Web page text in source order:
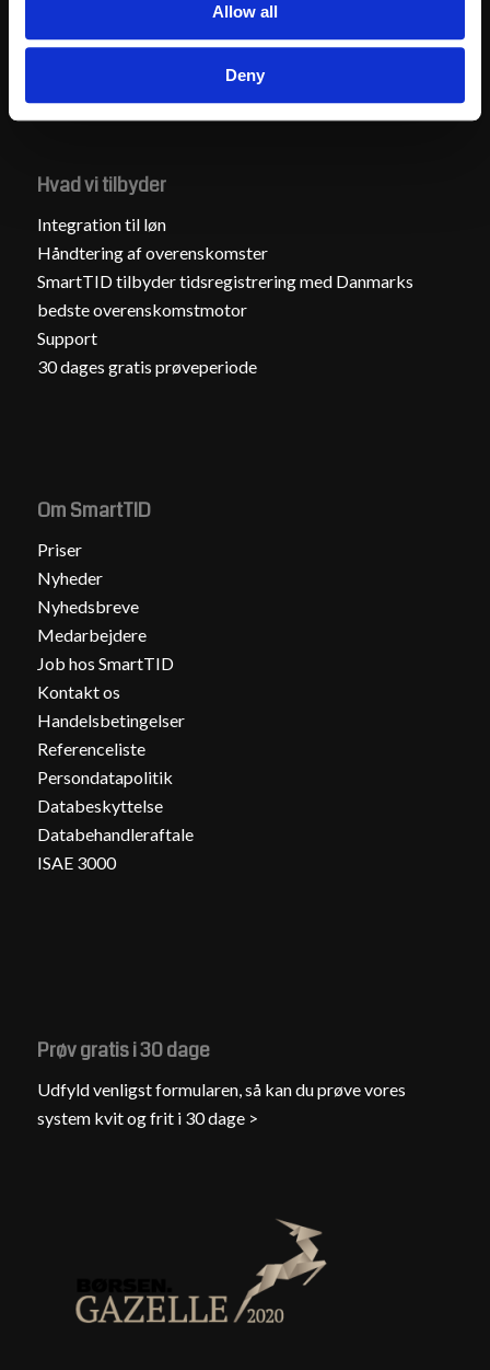
Allow all
Deny
Time Sheet
Hvad vi tilbyder
Integration til løn
Håndtering af overenskomster
SmartTID tilbyder tidsregistrering med Danmarks
bedste overenskomstmotor
Support
30 dages gratis prøveperiode
Om SmartTID
Priser
Nyheder
Nyhedsbreve
Medarbejdere
Job hos SmartTID
Kontakt os
Handelsbetingelser
Referenceliste
Persondatapolitik
Databeskyttelse
Databehandleraftale
ISAE 3000
Prøv gratis i 30 dage
Udfyld venligst formularen, så kan du prøve vores
system kvit og frit i 30 dage >